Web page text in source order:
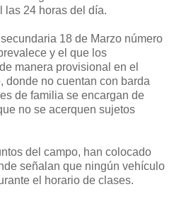
las 24 horas del día.
18 de Marzo número
y el que los
manera provisional en el
donde no cuentan con barda
de familia se encargan de
no se acerquen sujetos
del campo, han colocado
señalan que ningún vehículo
el horario de clases.